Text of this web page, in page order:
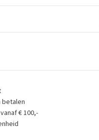
betalen
€ 100,-